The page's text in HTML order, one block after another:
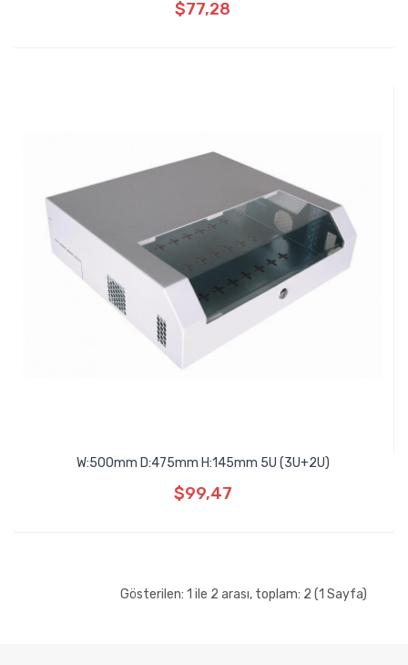
$77,28
W:500mm D:475mm H:145mm 5U (3U+2U)
$99,47
Gösterilen: 1 ile 2 arası, toplam: 2 (1 Sayfa)